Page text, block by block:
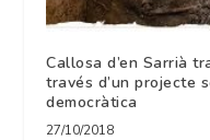
Callosa d’en Sarrià
través d’un projecte
democràtica
27/10/2018